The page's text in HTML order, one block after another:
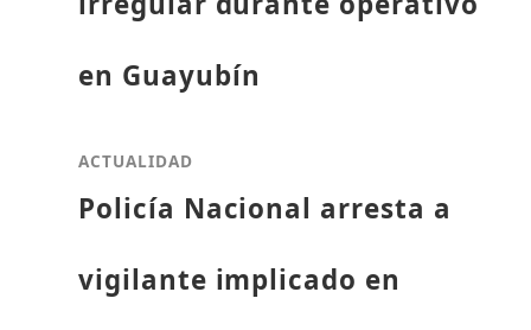
en Guayubín
ACTUALIDAD
Policía Nacional arresta a
vigilante implicado en